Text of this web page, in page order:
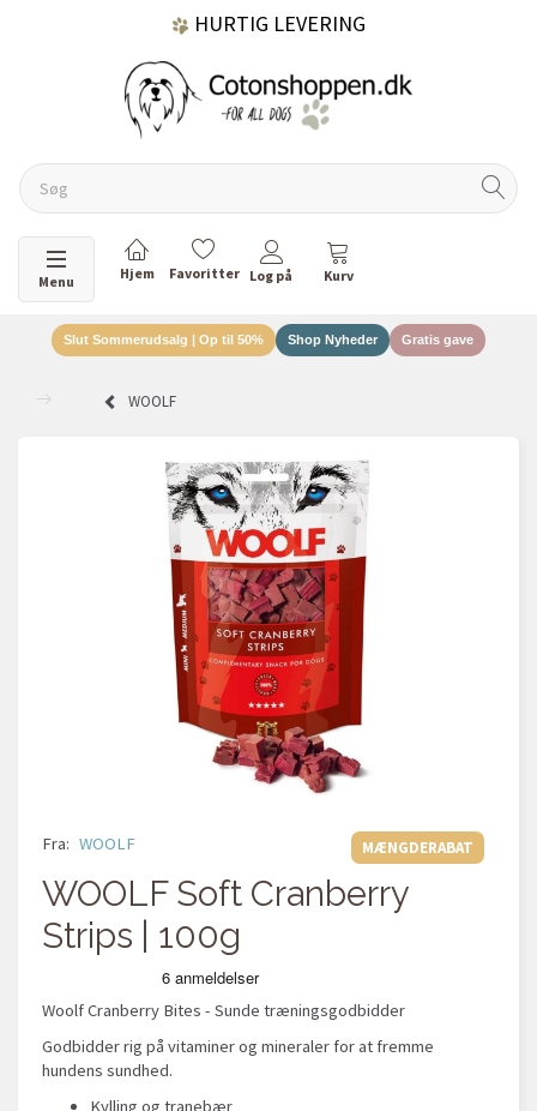
HURTIG LEVERING
60 DAGES RETURRET
Skifte navigation
Menu
Slut Sommerudsalg | Op til 50% Shop Nyheder Gratis gave
WOOLF
MÆNGDERABAT
Fra: WOOLF
WOOLF Soft Cranberry
Strips | 100g
Woolf Cranberry Bites - Sunde træningsgodbidder
Godbidder rig på vitaminer og mineraler for at fremme
hundens sundhed.
Kylling og tranebær